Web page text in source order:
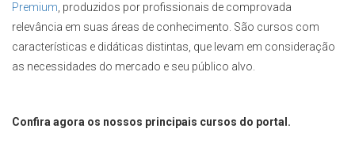
Premium , produzidos por profissionais de comprovada
relevância em suas áreas de conhecimento. São cursos com
características e didáticas distintas, que levam em consideração
as necessidades do mercado e seu público alvo.
Confira agora os nossos principais cursos do portal.